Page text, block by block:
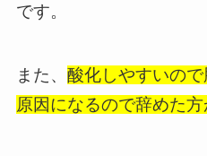
です。
また、 酸化しやすいの
原因になるので辞めた